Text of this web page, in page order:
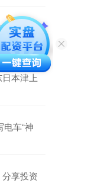
财富新
本津上
车“神
享投资